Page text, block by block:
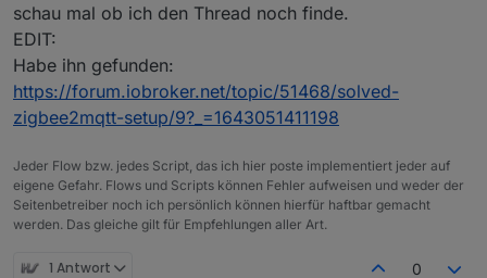
schau mal ob ich den Thread noch finde.
EDIT:
Habe ihn gefunden:
https://forum.iobroker.net/topic/51468/solved-
zigbee2mqtt-setup/9?_=1643051411198
Jeder Flow bzw. jedes Script, das ich hier poste implementiert jeder auf
eigene Gefahr. Flows und Scripts können Fehler aufweisen und weder der
Seitenbetreiber noch ich persönlich können hierfür haftbar gemacht
werden. Das gleiche gilt für Empfehlungen aller Art.
1 Antwort 0